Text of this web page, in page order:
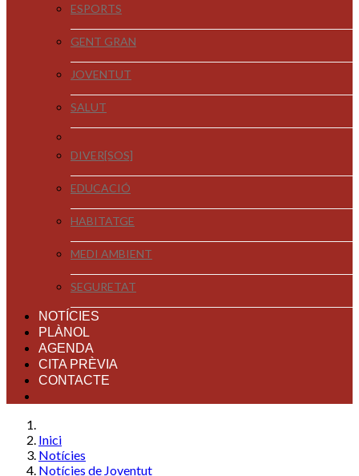
ESPORTS
GENT GRAN
JOVENTUT
SALUT
DIVER[SOS]
EDUCACIÓ
HABITATGE
MEDI AMBIENT
SEGURETAT
NOTÍCIES
PLÀNOL
AGENDA
CITA PRÈVIA
CONTACTE
Inici
Notícies
Notícies de Joventut